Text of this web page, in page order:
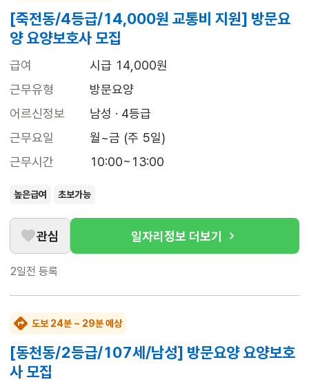
[죽전동/4등급/14,000원 교통비 지원] 방문요
양 요양보호사 모집
급여
시급 14,000원
근무유형
방문요양
어르신정보
남성 · 4등급
근무요일
월~금 (주 5일)
근무시간
10:00~13:00
높은급여 초보가능
관심 일자리정보 더보기
2일전 등록
도보 24분 ~ 29분 예상
[동천동/2등급/107세/남성] 방문요양 요양보호
사 모집